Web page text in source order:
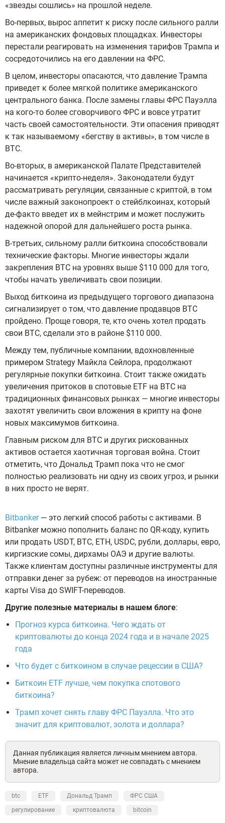
«звезды сошлись» на прошлой неделе.
Во-первых, вырос аппетит к риску после сильного ралли
на американских фондовых площадках. Инвесторы
перестали реагировать на изменения тарифов Трампа и
сосредоточились на его давлении на ФРС.
В целом, инвесторы опасаются, что давление Трампа
приведет к более мягкой политике американского
центрального банка. После замены главы ФРС Пауэлла
на кого-то более сговорчивого ФРС и вовсе утратит
часть своей самостоятельности. Эти опасения приводят
к так называемому «бегству в активы», в том числе в
BTC.
Во-вторых, в американской Палате Представителей
начинается «крипто-неделя». Законодатели будут
рассматривать регуляции, связанные с криптой, в том
числе важный законопроект о стейблкоинах, который
де-факто введет их в мейнстрим и может послужить
надежной опорой для дальнейшего роста рынка.
В-третьих, сильному ралли биткоина способствовали
технические факторы. Многие инвесторы ждали
закрепления BTC на уровнях выше $110 000 для того,
чтобы начать увеличивать свои позиции.
Выход биткоина из предыдущего торгового диапазона
сигнализирует о том, что давление продавцов BTC
пройдено. Проще говоря, те, кто очень хотел продать
свои BTC, сделали это в районе $110 000.
Между тем, публичные компании, вдохновленные
примером Strategy Майкла Сейлора, продолжают
регулярные покупки биткоина. Стоит также ожидать
увеличения притоков в спотовые ETF на BTC на
традиционных финансовых рынках — многие инвесторы
захотят увеличить свои вложения в крипту на фоне
новых максимумов биткоина.
Главным риском для BTC и других рискованных
активов остается хаотичная торговая война. Стоит
отметить, что Дональд Трамп пока что не смог
полностью реализовать ни одну из своих угроз, и рынки
в них просто не верят.
Bitbanker— это легкий способ работы с активами. В
Bitbanker можно пополнить баланс по QR-коду, купить
или продать USDT, BTC, ETH, USDC, рубли, доллары, евро,
киргизские сомы, дирхамы ОАЭ и другие валюты.
Также клиентам доступны различные инструменты для
отправки денег за рубеж: от переводов на иностранные
карты Visa до SWIFT-переводов.
Другие полезные материалы в нашем блоге:
Прогноз курса биткоина. Чего ждать от
криптовалюты до конца 2024 года и в начале 2025
года
Что будет с биткоином в случае рецессии в США?
Биткоин ETF лучше, чем покупка спотового
биткоина?
Трамп хочет снять главу ФРС Пауэлла. Что это
значит для криптовалют, золота и доллара?
Данная публикация является личным мнением автора.
Мнение владельца сайта может не совпадать с мнением
автора.
btc ETF Дональд Трамп
ФРС США
регулирование
криптовалюта bitcoin